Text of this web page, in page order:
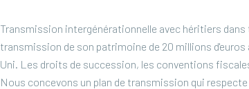
Transmission intergénérationnelle avec héritiers
transmission de son patrimoine de 20 millions
Uni. Les droits de succession, les conventions
Nous concevons un plan de transmission qui